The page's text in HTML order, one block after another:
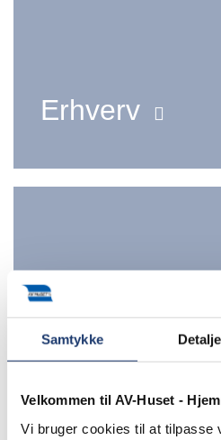
Samtykke
Velkommen til AV-Huset -
Vi bruger cookies til at tilpasse
Erhverv